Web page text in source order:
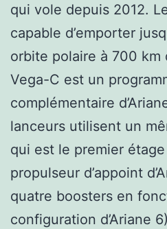
qui vole depuis 2012.
capable d’emporter
orbite polaire à 700 km
Vega-C est un
complémentaire
lanceurs utilisent un
qui est le premier
propulseur d’appoint
quatre boosters en
configuration d’Ariane